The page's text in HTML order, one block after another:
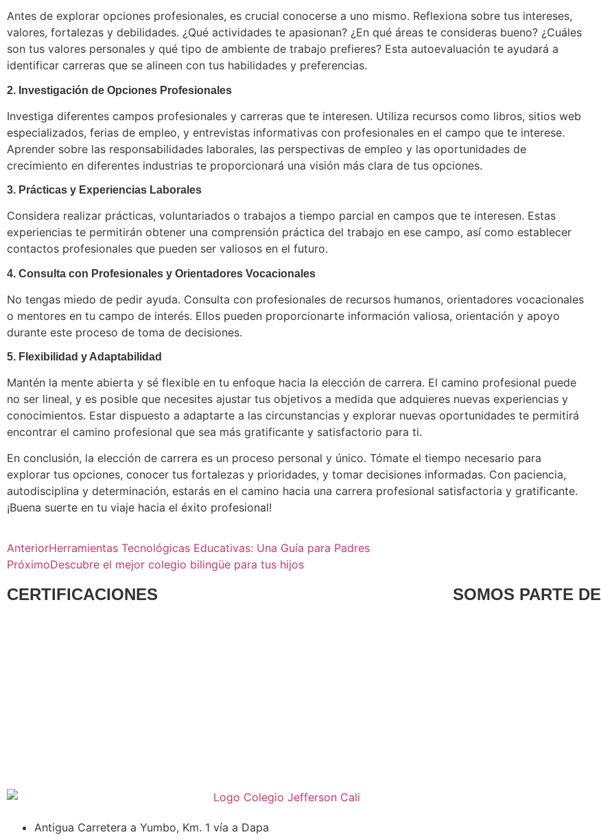
Antes de explorar opciones profesionales, es crucial conocerse a uno mismo. Reflexiona sobre tus intereses,
valores, fortalezas y debilidades. ¿Qué actividades te apasionan? ¿En qué áreas te consideras bueno? ¿Cuáles
son tus valores personales y qué tipo de ambiente de trabajo prefieres? Esta autoevaluación te ayudará a
identificar carreras que se alineen con tus habilidades y preferencias.
2. Investigación de Opciones Profesionales
Investiga diferentes campos profesionales y carreras que te interesen. Utiliza recursos como libros, sitios web
especializados, ferias de empleo, y entrevistas informativas con profesionales en el campo que te interese.
Aprender sobre las responsabilidades laborales, las perspectivas de empleo y las oportunidades de
crecimiento en diferentes industrias te proporcionará una visión más clara de tus opciones.
3. Prácticas y Experiencias Laborales
Considera realizar prácticas, voluntariados o trabajos a tiempo parcial en campos que te interesen. Estas
experiencias te permitirán obtener una comprensión práctica del trabajo en ese campo, así como establecer
contactos profesionales que pueden ser valiosos en el futuro.
4. Consulta con Profesionales y Orientadores Vocacionales
No tengas miedo de pedir ayuda. Consulta con profesionales de recursos humanos, orientadores vocacionales
o mentores en tu campo de interés. Ellos pueden proporcionarte información valiosa, orientación y apoyo
durante este proceso de toma de decisiones.
5. Flexibilidad y Adaptabilidad
Mantén la mente abierta y sé flexible en tu enfoque hacia la elección de carrera. El camino profesional puede
no ser lineal, y es posible que necesites ajustar tus objetivos a medida que adquieres nuevas experiencias y
conocimientos. Estar dispuesto a adaptarte a las circunstancias y explorar nuevas oportunidades te permitirá
encontrar el camino profesional que sea más gratificante y satisfactorio para ti.
En conclusión, la elección de carrera es un proceso personal y único. Tómate el tiempo necesario para
explorar tus opciones, conocer tus fortalezas y prioridades, y tomar decisiones informadas. Con paciencia,
autodisciplina y determinación, estarás en el camino hacia una carrera profesional satisfactoria y gratificante.
¡Buena suerte en tu viaje hacia el éxito profesional!
AnteriorHerramientas Tecnológicas Educativas: Una Guía para Padres
PróximoDescubre el mejor colegio bilingüe para tus hijos
CERTIFICACIONES SOMOS PARTE DE
Antigua Carretera a Yumbo, Km. 1 vía a Dapa